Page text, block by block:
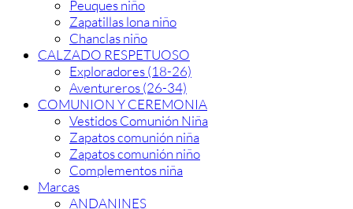
Peuques niño
Zapatillas lona niño
Chanclas niño
CALZADO RESPETUOSO
Exploradores (18-26)
Aventureros (26-34)
COMUNION Y CEREMONIA
Vestidos Comunión Niña
Zapatos comunión niña
Zapatos comunión niño
Complementos niña
Marcas
ANDANINES